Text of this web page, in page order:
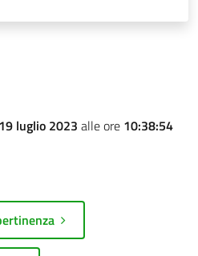
luglio 2023 alle ore 10:38:54